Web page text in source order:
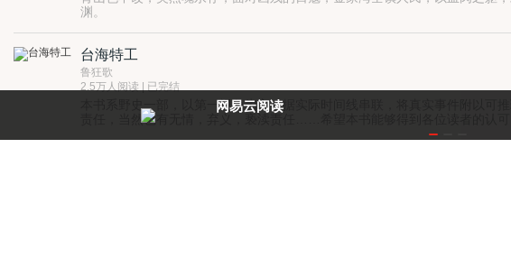
渊。
台海特工
鲁狂歌
2.5万人阅读 | 已完结
本书系野史一部，以第一视角为主，据实际时间线串联，将真实事件附以
责任，当然也有无情，弃义，亵渎责任……希望本书能够得到各位读者
圆领长袖青底白花的小褂没有？玉梨问。 不等小姑娘答话，不远处一位
网易云阅读